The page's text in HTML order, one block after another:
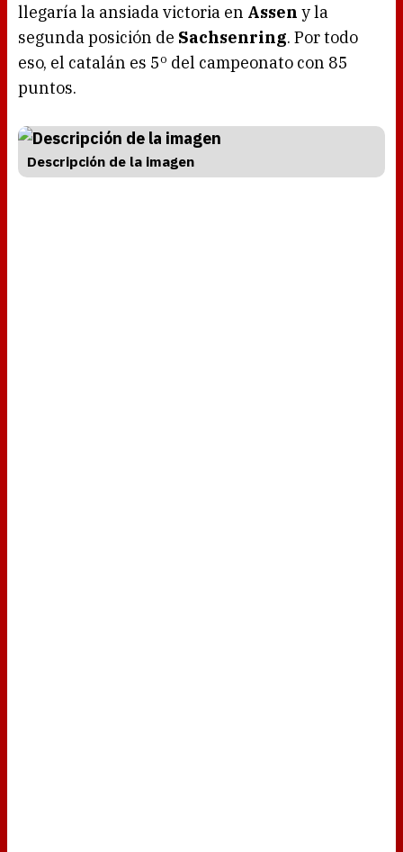
llegaría la ansiada victoria en Assen y la
segunda posición de Sachsenring. Por todo
eso, el catalán es 5º del campeonato con 85
puntos.
Descripción de la imagen